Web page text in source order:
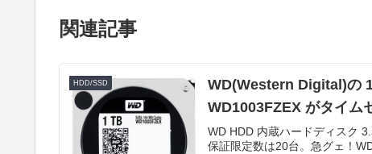
関連記事
HDD/SSD
WD(Western Digital)の
WD1003FZEX がタイム
WD HDD 内蔵ハードディスク
保証限定数は20台。急グェ！